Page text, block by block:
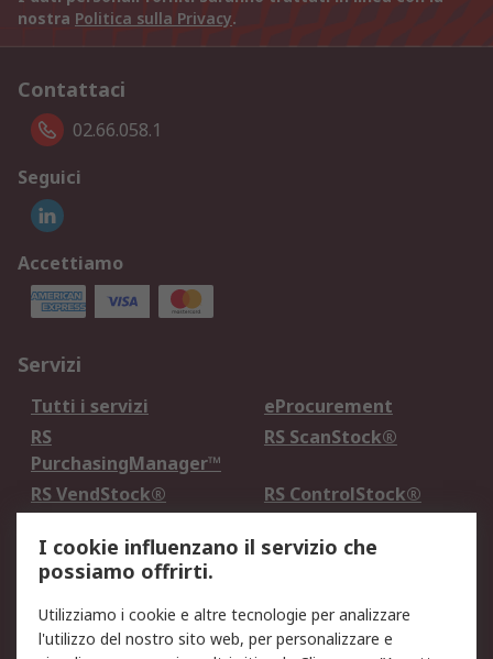
nostra Politica sulla Privacy.
Contattaci
02.66.058.1
Seguici
Accettiamo
Servizi
Tutti i servizi
eProcurement
RS
PurchasingManager™
RS ScanStock®
RS VendStock®
RS ControlStock®
Legale
Informativa Cookie
Informativa Privacy -
Aggiornata
I cookie influenzano il servizio che
possiamo offrirti.
Utilizziamo i cookie e altre tecnologie per analizzare
l'utilizzo del nostro sito web, per personalizzare e